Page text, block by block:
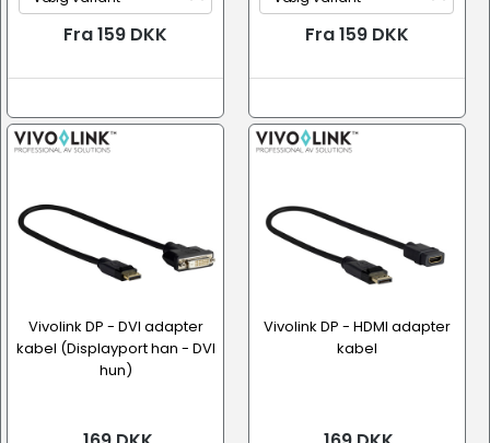
Fra 159 DKK Fra 159 DKK
Vivolink DP - DVI adapter
kabel (Displayport han - DVI
hun)
Vivolink DP - HDMI adapter
kabel